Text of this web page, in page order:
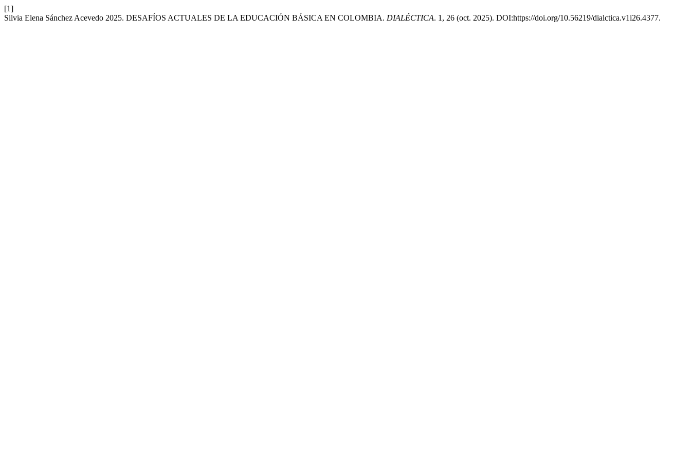
[1]
Silvia Elena Sánchez Acevedo 2025. DESAFÍOS ACTUALES DE LA EDUCACIÓN BÁSICA EN COLOMBIA. DIALÉCTICA. 1, 26 (oct. 2025). DOI:https://doi.org/10.56219/dialctica.v1i26.4377.